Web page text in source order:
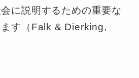
に説明するための重要な
す（Falk & Dierking,